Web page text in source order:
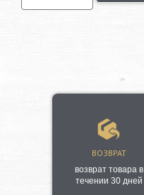
ВОЗВРАТ
возврат товара в
течении 30 дней